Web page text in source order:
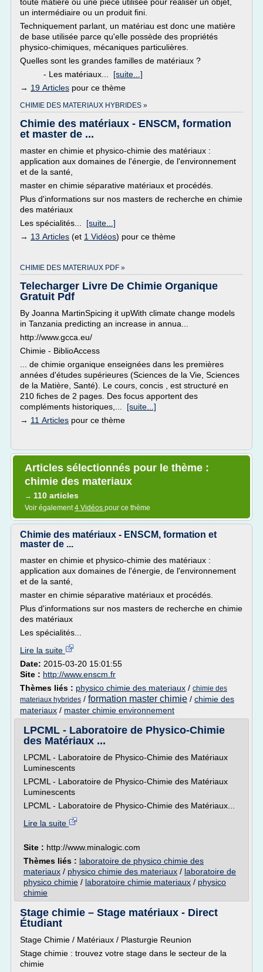
un intermédiaire ou un produit fini.
Techniquement parlant, un matériau est donc une matière
de base utilisée parce qu'elle possède des propriétés
physico-chimiques, mécaniques particulières.
Quelles sont les grandes familles de matériaux ?
- Les matériaux... [suite...]
→ 19 Articles pour ce thème
CHIMIE DES MATERIAUX HYBRIDES »
Chimie des matériaux - ENSCM, formation
et master de ...
master en chimie et physico-chimie des matériaux :
application aux domaines de l'énergie, de l'environnement
et de la santé,
master en chimie séparative matériaux et procédés.
Plus d'informations sur nos masters de recherche en chimie
des matériaux
Les spécialités... [suite...]
→ 13 Articles (et 1 Vidéos) pour ce thème
CHIMIE DES MATERIAUX PDF »
Telecharger Livre De Chimie Organique
Gratuit Pdf
By Joanna MartinSpicing it upWith climate change models
in Tanzania predicting an increase in annua...
http://www.gcca.eu/
Chimie - BiblioAccess
... de chimie organique enseignées dans les premières
années d'études supérieures (Sciences de la Vie, Sciences
de la Matière, Santé). Le cours, concis , est structuré en
210 fiches de 2 pages. Des focus apportent des
compléments historiques,... [suite...]
→ 11 Articles pour ce thème
Articles sélectionnés pour le thème :
chimie des materiaux
→ 110 articles
Voir également4 Vidéos pour ce thème
Chimie des matériaux - ENSCM, formation et
master de ...
master en chimie et physico-chimie des matériaux :
application aux domaines de l'énergie, de l'environnement
et de la santé,
master en chimie séparative matériaux et procédés.
Plus d'informations sur nos masters de recherche en chimie
des matériaux
Les spécialités...
Lire la suite
Date: 2015-03-20 15:01:55
Site : http://www.enscm.fr
Thèmes liés : physico chimie des materiaux / chimie des
materiaux hybrides / formation master chimie / chimie des
materiaux / master chimie environnement
LPCML - Laboratoire de Physico-Chimie
des Matériaux ...
LPCML - Laboratoire de Physico-Chimie des Matériaux
Luminescents
LPCML - Laboratoire de Physico-Chimie des Matériaux
Luminescents
LPCML - Laboratoire de Physico-Chimie des Matériaux...
Lire la suite
Site : http://www.minalogic.com
Thèmes liés : laboratoire de physico chimie des
materiaux / physico chimie des materiaux / laboratoire de
physico chimie / laboratoire chimie materiaux / physico
chimie
Stage chimie – Stage matériaux - Direct
Étudiant
Stage Chimie / Matériaux / Plasturgie Reunion
Stage chimie : trouvez votre stage dans le secteur de la
chimie